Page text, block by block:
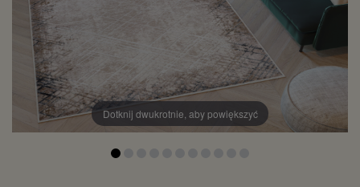
Dotknij dwukrotnie, aby powiększyć